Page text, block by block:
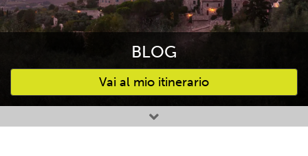
BLOG
Vai al mio itinerario
Attività preferite